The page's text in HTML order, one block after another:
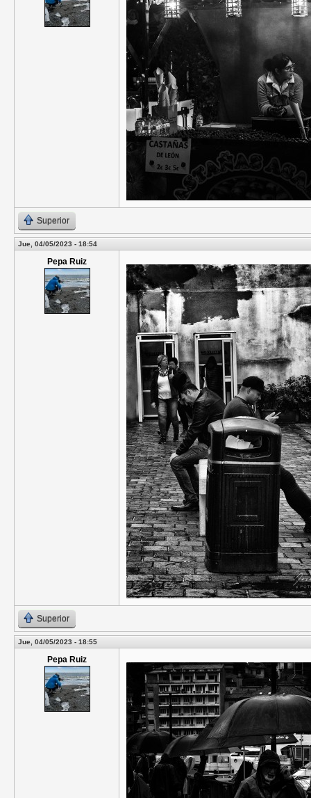
Superior
Jue, 04/05/2023 - 18:54
Pepa Ruiz
Superior
Jue, 04/05/2023 - 18:55
Pepa Ruiz